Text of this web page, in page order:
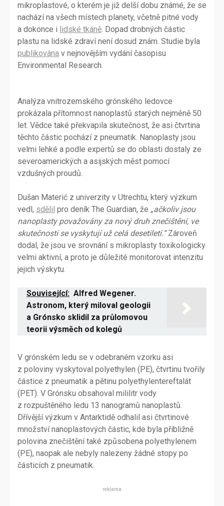
mikroplastové, o kterém je již delší dobu známé, že se
nachází na všech místech planety, včetně pitné vody
a dokonce i lidské tkáně. Dopad drobných částic
plastu na lidské zdraví není dosud znám. Studie byla
publikována v nejnovějším vydání časopisu
Environmental Research.
Analýza vnitrozemského grónského ledovce
prokázala přítomnost nanoplastů starých nejméně 50
let. Vědce také překvapila skutečnost, že asi čtvrtina
těchto částic pochází z pneumatik. Nanoplasty jsou
velmi lehké a podle expertů se do oblasti dostaly ze
severoamerických a asijských měst pomocí
vzdušných proudů.
Dušan Materić z univerzity v Utrechtu, který výzkum
vedl, sdělil pro deník The Guardian, že „ačkoliv jsou
nanoplasty považovány za nový druh znečištění, ve
skutečnosti se vyskytují už celá desetiletí.“Zároveň
dodal, že jsou ve srovnání s mikroplasty toxikologicky
velmi aktivní, a proto je důležité monitorovat intenzitu
jejich výskytu.
Související: Alfred Wegener.
Astronom, který miloval geologii
a Grónsko sklidil za průlomovou
teorii výsměch od kolegů
V grónském ledu se v odebraném vzorku asi
z poloviny vyskytoval polyethylen (PE), čtvrtinu tvořily
částice z pneumatik a pětinu polyethylentereftalát
(PET). V Grónsku obsahoval mililitr vody
z rozpuštěného ledu 13 nanogramů nanoplastů.
Dřívější výzkum v Antarktidě odhalil asi čtvrtinové
množství nanoplastových částic, kde byla přibližně
polovina znečištění také způsobena polyethylenem
(PE), naopak ale nebyly nalezeny žádné stopy po
částicích z pneumatik.
reklama